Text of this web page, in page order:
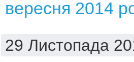
вересня 2014
29 Листопада